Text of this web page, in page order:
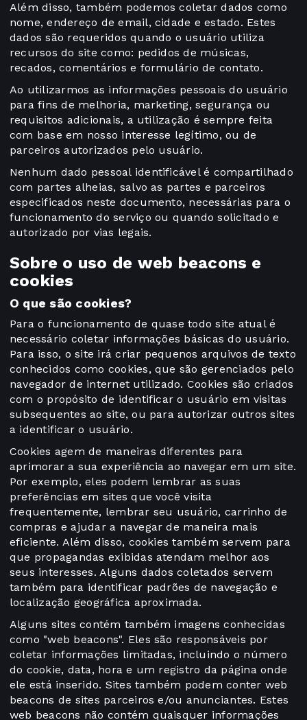
Além disso, também podemos coletar dados como
nome, endereço de email, cidade e estado. Estes
dados são requeridos quando o usuário utiliza
recursos do site como: pedidos de músicas,
recados, comentários e formulário de contato.
Ao utilizarmos as informações pessoais do usuário
para fins de melhoria, marketing, segurança ou
requisitos adicionais, a utilização é sempre feita
com base em nosso interesse legítimo, ou de
parceiros autorizados pelo usuário.
Nenhum dado pessoal identificável é compartilhado
com partes alheias, salvo as partes e parceiros
especificados neste documento, necessárias para o
funcionamento do serviço ou quando solicitado e
autorizado por vias legais.
Sobre o uso de web beacons e
cookies
O que são cookies?
Para o funcionamento de quase todo site atual é
necessário coletar informações básicas do usuário.
Para isso, o site irá criar pequenos arquivos de texto
conhecidos como cookies, que são gerenciados pelo
navegador de internet utilizado. Cookies são criados
com o propósito de identificar o usuário em visitas
subsequentes ao site, ou para autorizar outros sites
a identificar o usuário.
Cookies agem de maneiras diferentes para
aprimorar a sua experiência ao navegar em um site.
Por exemplo, eles podem lembrar as suas
preferências em sites que você visita
frequentemente, lembrar seu usuário, carrinho de
compras e ajudar a navegar de maneira mais
eficiente. Além disso, cookies também servem para
que propagandas exibidas atendam melhor aos
seus interesses. Alguns dados coletados servem
também para identificar padrões de navegação e
localização geográfica aproximada.
Alguns sites contém também imagens conhecidas
como "web beacons". Eles são responsáveis por
coletar informações limitadas, incluindo o número
do cookie, data, hora e um registro da página onde
ele está inserido. Sites também podem conter web
beacons de sites parceiros e/ou anunciantes. Estes
web beacons não contém quaisquer informações